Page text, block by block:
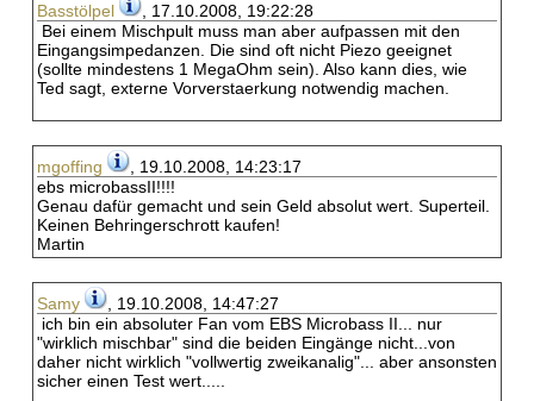
Basstölpel
, 17.10.2008, 19:22:28
Bei einem Mischpult muss man aber aufpassen mit den
Eingangsimpedanzen. Die sind oft nicht Piezo geeignet
(sollte mindestens 1 MegaOhm sein). Also kann dies, wie
Ted sagt, externe Vorverstaerkung notwendig machen.
mgoffing
, 19.10.2008, 14:23:17
ebs microbassII!!!!
Genau dafür gemacht und sein Geld absolut wert. Superteil.
Keinen Behringerschrott kaufen!
Martin
Samy
, 19.10.2008, 14:47:27
ich bin ein absoluter Fan vom EBS Microbass II... nur
"wirklich mischbar" sind die beiden Eingänge nicht...von
daher nicht wirklich "vollwertig zweikanalig"... aber ansonsten
sicher einen Test wert.....